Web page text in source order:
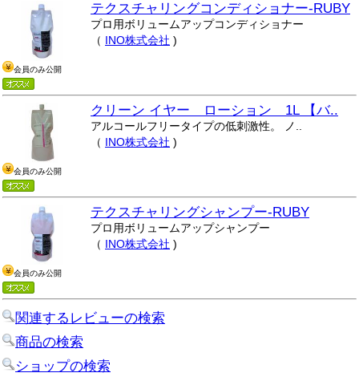
会員のみ公開
テクスチャリングコンディショナー-RUBY
プロ用ボリュームアップコンディショナー
（
INO株式会社 )
会員のみ公開
クリーン イヤー ローション 1L 【バ..
アルコールフリータイプの低刺激性。 ノ..
（
INO株式会社 )
会員のみ公開
テクスチャリングシャンプー-RUBY
プロ用ボリュームアップシャンプー
（
INO株式会社 )
関連するレビューの検索
商品の検索
ショップの検索